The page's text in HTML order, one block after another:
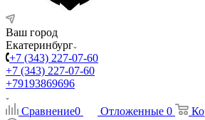
Ваш город
Екатеринбург
+7 (343) 227-07-60
+7 (343) 227-07-60
+79193869696
Сравнение0 Отложенные 0